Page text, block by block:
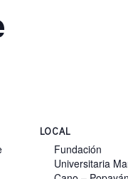
LOCAL
Fundación
Universitaria